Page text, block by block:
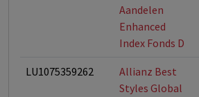
Aandelen
Enhanced
Index Fonds D
LU1075359262
Allianz Best
Styles Global